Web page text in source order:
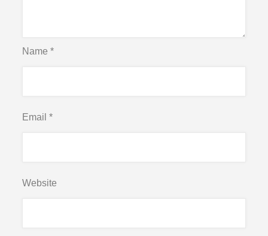
Name*
Email*
Website